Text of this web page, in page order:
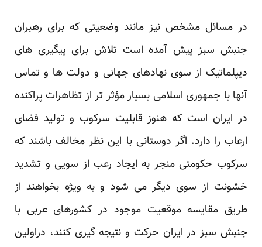
در مسائل مشخص نیز مانند وضعیتی که برای رهبران
جنبش سبز پیش آمده است تلاش برای پیگیری های
دیپلماتیک از سوی نهادهای جهانی و دولت ها و تماس
آنها با جمهوری اسلامی بسیار مؤثر تر از تظاهرات پراکنده
در ایران است که هنوز قابلیت سرکوب و تولید فضای
ارعاب را دارد. اگر دوستانی با این نظر مخالف باشند که
سرکوب حکومتی منجر به ایجاد رعب از سویی و تشدید
خشونت از سوی دیگر می شود و به ویژه بخواهند از
طریق مقایسه موقعیت موجود در کشورهای عربی با
جنبش سبز در ایران حرکت و نتیجه گیری کنند، دراولین